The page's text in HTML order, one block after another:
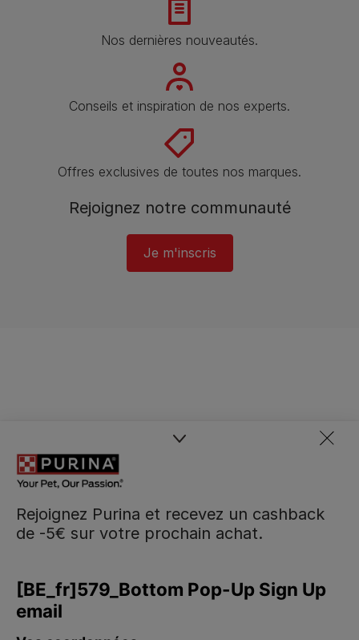
Nos dernières nouveautés.
Conseils et inspiration de nos experts.
Offres exclusives de toutes nos marques.
Rejoignez notre communauté
Je m'inscris
Rejoignez Purina et recevez un cashback
de -5€ sur votre prochain achat.